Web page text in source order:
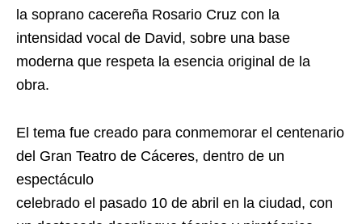
la soprano cacereña Rosario Cruz con la
intensidad vocal de David, sobre una base
moderna que respeta la esencia original de la
obra.
El tema fue creado para conmemorar el centenario
del Gran Teatro de Cáceres, dentro de un
espectáculo
celebrado el pasado 10 de abril en la ciudad, con